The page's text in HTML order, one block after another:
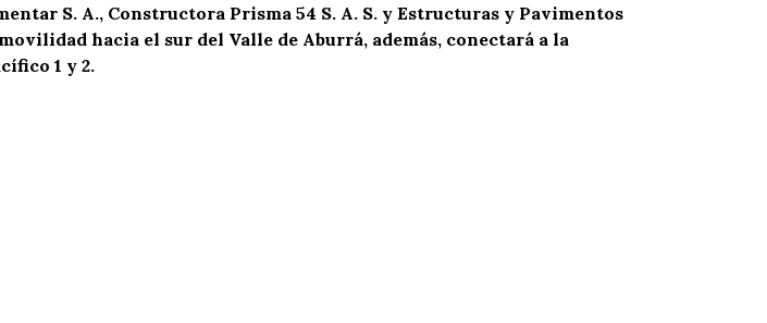
S. A., Constructora Prisma 54 S. A. S. y Estructuras y Pavimentos
hacia el sur del Valle de Aburrá, además, conectará a la
1 y 2.